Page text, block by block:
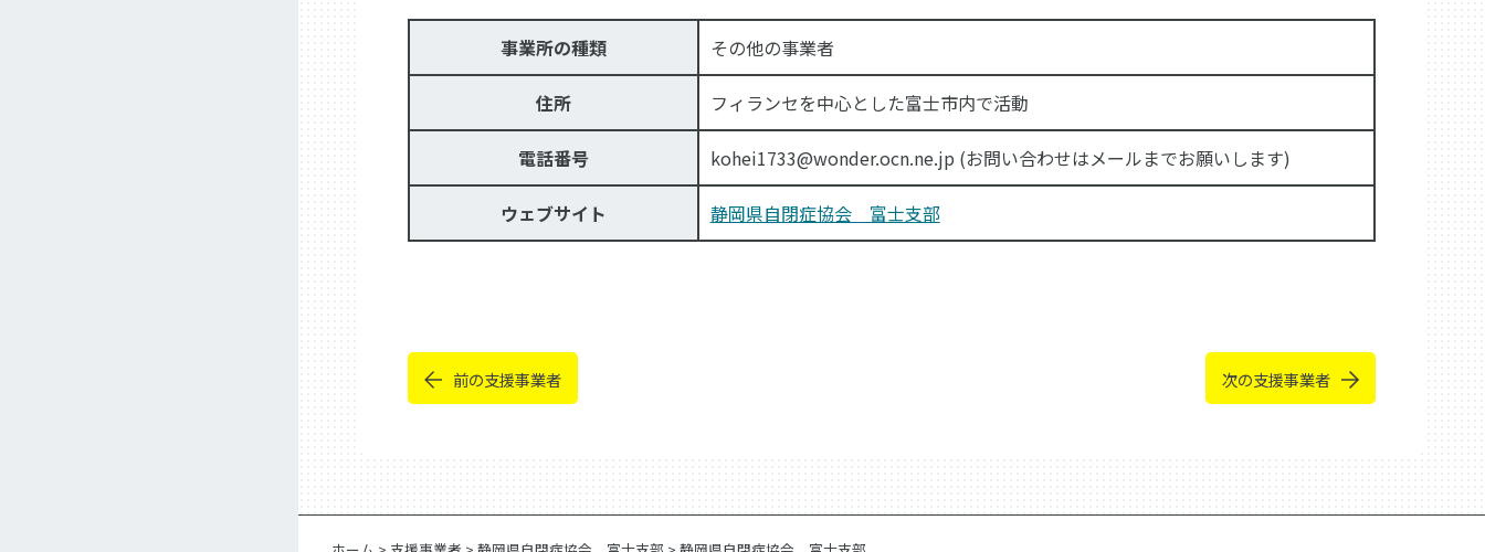
事業所の種類 その他の事業者
住所 フィランセを中心とした富士市内で活動
電話番号 kohei1733@wonder.ocn.ne.jp (お問い合わせはメールまでお願いします)
ウェブサイト 静岡県自閉症協会 富士支部
前の支援事業者 次の支援事業者